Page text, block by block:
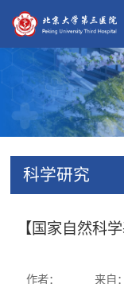
科学研究
【国家自然科
作者： 来自：